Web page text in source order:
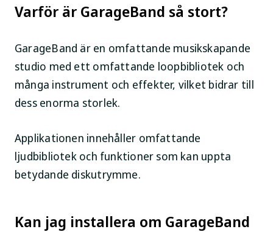
Varför är GarageBand så stort?
GarageBand är en omfattande musikskapande
studio med ett omfattande loopbibliotek och
många instrument och effekter, vilket bidrar till
dess enorma storlek.
Applikationen innehåller omfattande
ljudbibliotek och funktioner som kan uppta
betydande diskutrymme.
Kan jag installera om GarageBand